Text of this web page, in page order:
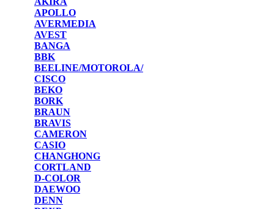
APOLLO
AVERMEDIA
AVEST
BANGA
BBK
BEELINE/MOTOROLA/
CISCO
BEKO
BORK
BRAUN
BRAVIS
CAMERON
CASIO
CHANGHONG
CORTLAND
D-COLOR
DAEWOO
DENN